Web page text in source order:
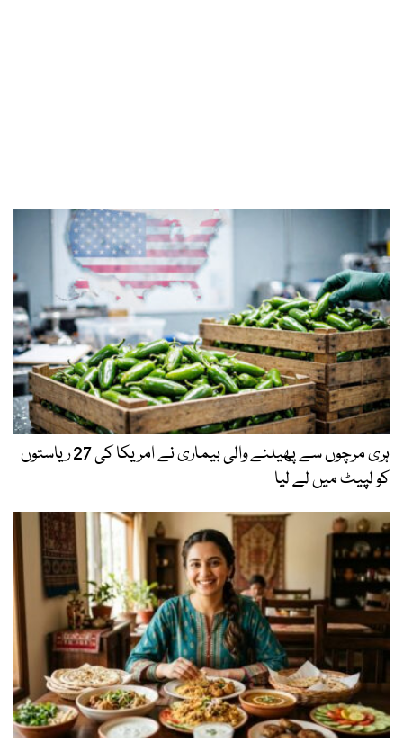
ہری مرچوں سے پھیلنے والی بیماری نے امریکا کی 27 ریاستوں
کو لپیٹ میں لے لیا